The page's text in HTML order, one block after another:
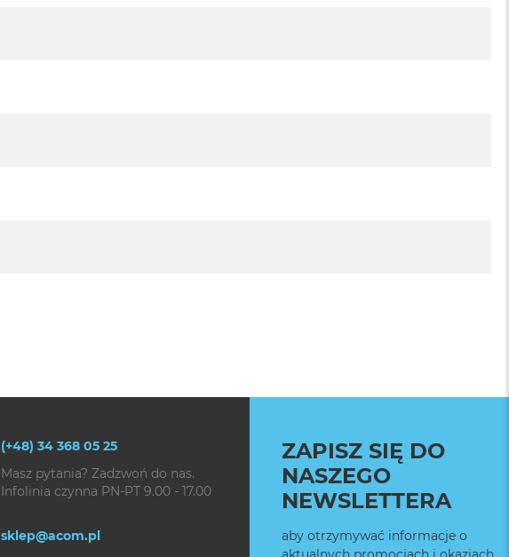
ZAPISZ SIĘ DO
NASZEGO
NEWSLETTERA
aby otrzymywać informacje o
(+48) 34 368 05 25
Masz pytania? Zadzwoń do nas.
Infolinia czynna PN-PT 9.00 - 17.00
sklep@acom.pl